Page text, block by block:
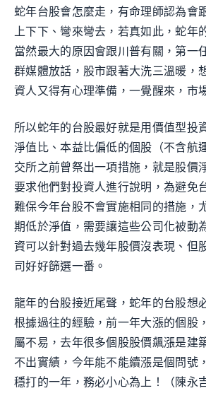
蛇年台股會怎麼走，有命理師認為會
上下下、彎來彎去，若真如此，蛇年
當然最大的原因會跟川普有關，第一
群媒體放話，股市跟著大洗三溫暖，
資人又得有心理準備，一覺醒來，市
所以蛇年的台股最好就是用價值型投
淨值比、本益比偏低的個股（不含航
交所之前曾祭出一項措施，就是股價
要求他們對投資人進行說明，為避免
難保今年台股不會實施相同的措施，
期低於淨值，需要讓這些公司化被動
資可以針對過去幾年股價沒表現、但
司好好篩選一番。
龍年的台股接近尾聲，蛇年的台股想
根據過往的經驗，前一年大漲的個股
屬不易，去年很多個股股價飆漲是建
不出實績，今年能不能續漲是個問號
穩打的一年，務必小心為上！（陳永吉